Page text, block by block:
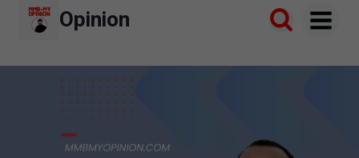
Opinion